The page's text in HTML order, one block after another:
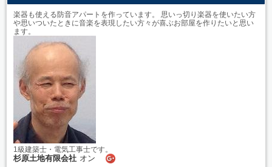
楽器も使える防音アパートを作っています。 思いっ切り楽器を使いたい方
や思いついたときに音楽を表現したい方々が喜ぶお部屋を作りたいと思い
ます。
1級建築士・電気工事士です。
杉原土地有限会社 オン